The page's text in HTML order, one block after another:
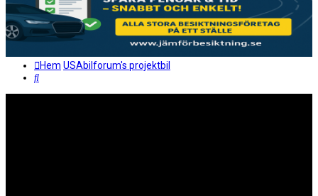
Hem USAbilforum's projektbil
Sök